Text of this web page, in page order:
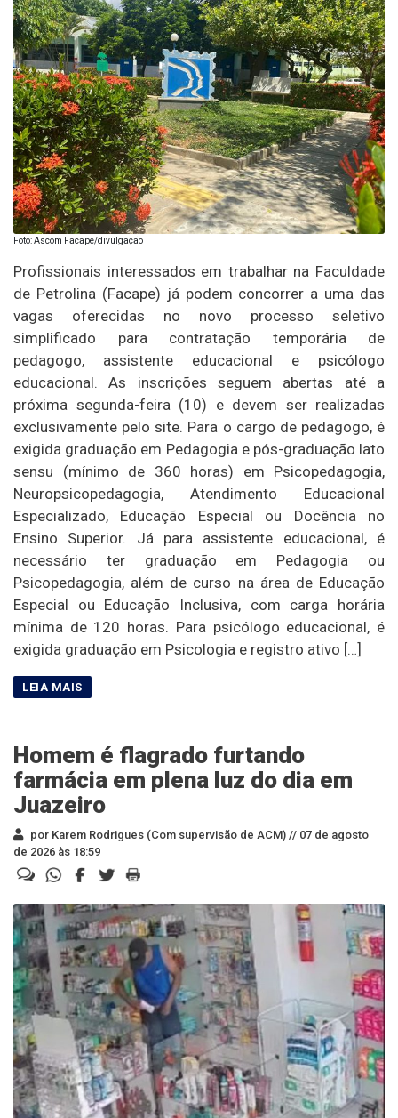
Foto: Ascom Facape/divulgação
Profissionais interessados em trabalhar na Faculdade
de Petrolina (Facape) já podem concorrer a uma das
vagas oferecidas no novo processo seletivo
simplificado para contratação temporária de
pedagogo, assistente educacional e psicólogo
educacional. As inscrições seguem abertas até a
próxima segunda-feira (10) e devem ser realizadas
exclusivamente pelo site. Para o cargo de pedagogo, é
exigida graduação em Pedagogia e pós-graduação lato
sensu (mínimo de 360 horas) em Psicopedagogia,
Neuropsicopedagogia, Atendimento Educacional
Especializado, Educação Especial ou Docência no
Ensino Superior. Já para assistente educacional, é
necessário ter graduação em Pedagogia ou
Psicopedagogia, além de curso na área de Educação
Especial ou Educação Inclusiva, com carga horária
mínima de 120 horas. Para psicólogo educacional, é
exigida graduação em Psicologia e registro ativo […]
Homem é flagrado furtando
farmácia em plena luz do dia em
Juazeiro
por Karem Rodrigues (Com supervisão de ACM) // 07 de agosto
de 2026 às 18:59